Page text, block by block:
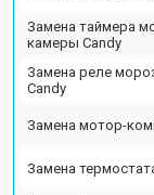
Замена таймера
камеры Candy
Замена реле
Candy
Замена мотор-
Замена